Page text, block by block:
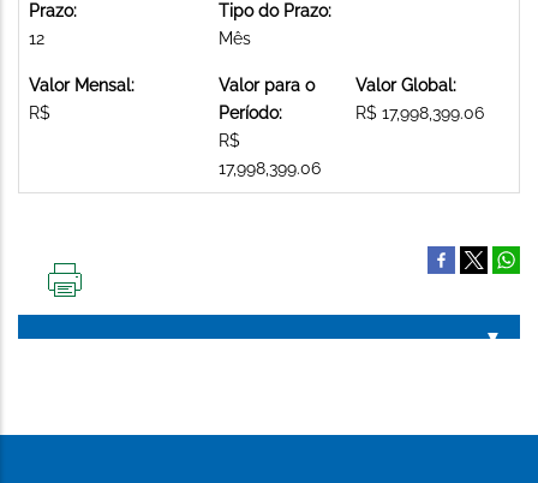
Prazo:
12
Tipo do Prazo:
Mês
Valor Mensal:
R$
Valor para o
Período:
R$
17,998,399.06
Valor Global:
R$ 17,998,399.06
PÁGINA